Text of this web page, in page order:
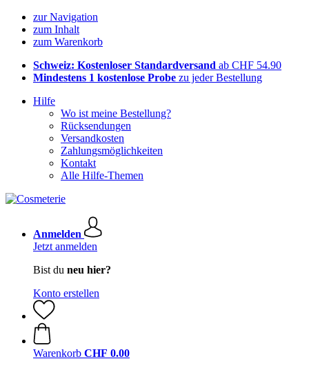
zur Navigation
zum Inhalt
zum Warenkorb
Schweiz: Kostenloser Standardversand ab CHF 54.90
Mindestens 1 kostenlose Probe zu jeder Bestellung
Hilfe
Wo ist meine Bestellung?
Rücksendungen
Versandkosten
Zahlungsmöglichkeiten
Kontakt
Alle Hilfe-Themen
Anmelden
Jetzt anmelden
Bist du neu hier?
Konto erstellen
Warenkorb CHF 0.00